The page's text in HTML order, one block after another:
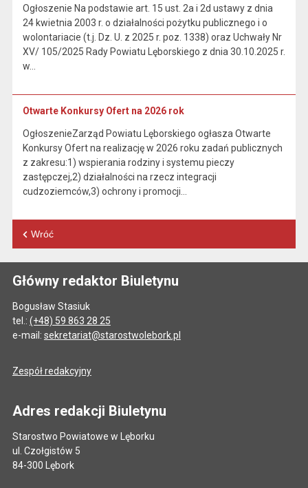
Ogłoszenie Na podstawie art. 15 ust. 2a i 2d ustawy z dnia
24 kwietnia 2003 r. o działalności pożytku publicznego i o
wolontariacie (t.j. Dz. U. z 2025 r. poz. 1338) oraz Uchwały Nr
XV/ 105/2025 Rady Powiatu Lęborskiego z dnia 30.10.2025 r.
w…
Otwarte Konkursy Ofert na 2026 rok
OgłoszenieZarząd Powiatu Lęborskiego ogłasza Otwarte
Konkursy Ofert na realizację w 2026 roku zadań publicznych
z zakresu:1) wspierania rodziny i systemu pieczy
zastępczej,2) działalności na rzecz integracji
cudzoziemców,3) ochrony i promocji…
Wróć
Główny redaktor Biuletynu
Bogusław Stasiuk
tel.: (+48) 59 863 28 25
e-mail: sekretariat@starostwolebork.pl
Zespół redakcyjny
Adres redakcji Biuletynu
Starostwo Powiatowe w Lęborku
ul. Czołgistów 5
84-300 Lębork